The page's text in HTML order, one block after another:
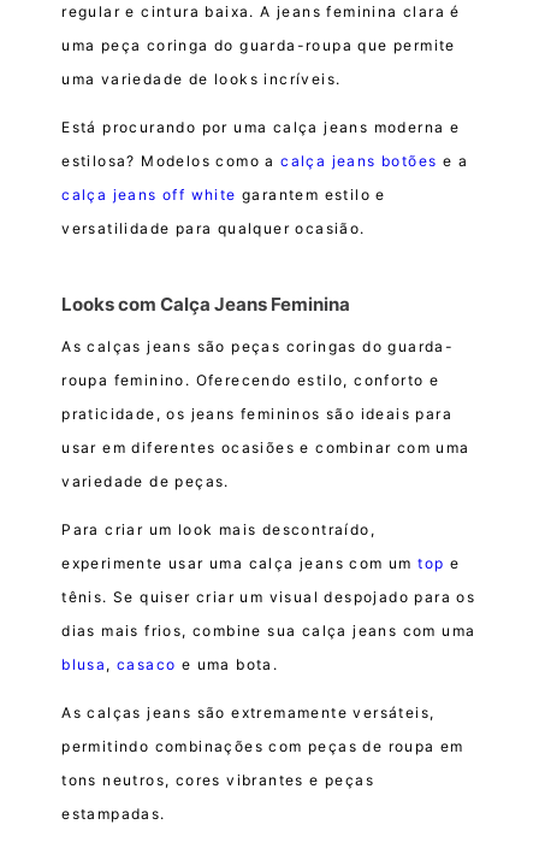
regular e cintura baixa. A jeans feminina clara é
uma peça coringa do guarda-roupa que permite
uma variedade de looks incríveis.
Está procurando por uma calça jeans moderna e
estilosa? Modelos como acalça jeans botões e a
calça jeans off white garantem estilo e
versatilidade para qualquer ocasião.
Looks com Calça Jeans Feminina
As calças jeans são peças coringas do guarda-
roupa feminino. Oferecendo estilo, conforto e
praticidade, os jeans femininos são ideais para
usar em diferentes ocasiões e combinar com uma
variedade de peças.
Para criar um look mais descontraído,
experimente usar uma calça jeans com umtop e
tênis. Se quiser criar um visual despojado para os
dias mais frios, combine sua calça jeans com uma
blusa ,casaco e uma bota.
As calças jeans são extremamente versáteis,
permitindo combinações com peças de roupa em
tons neutros, cores vibrantes e peças
estampadas.